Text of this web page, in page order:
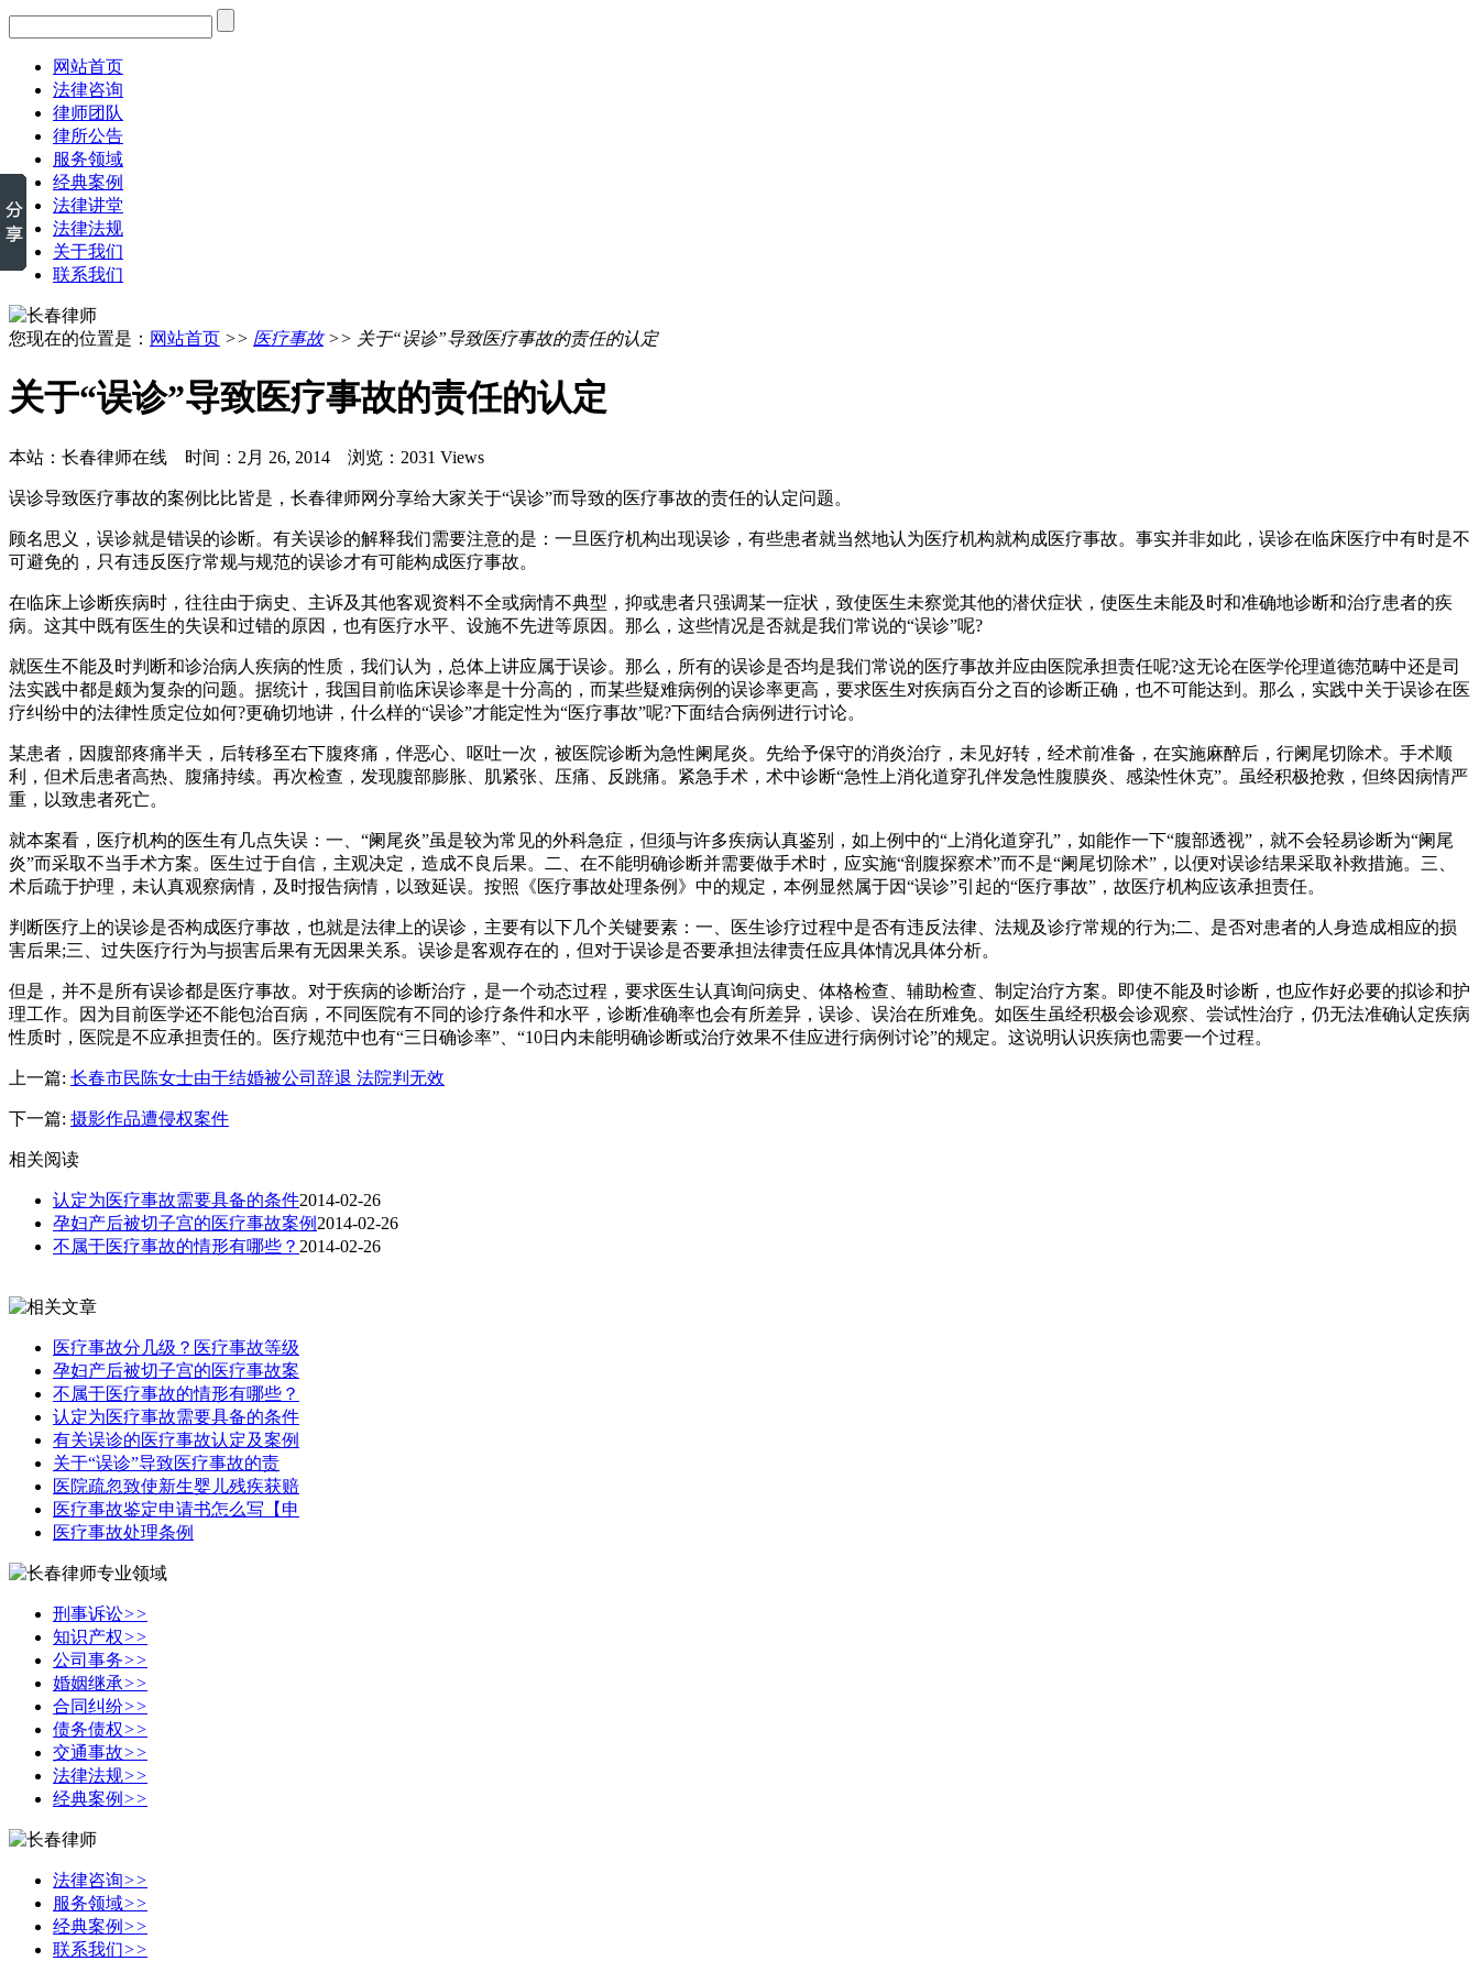
网站首页
法律咨询
律师团队
律所公告
服务领域
经典案例
法律讲堂
法律法规
关于我们
联系我们
您现在的位置是： 网站首页 >> 医疗事故>> 关于“误诊”导致医疗事故的责任的认定
关于“误诊”导致医疗事故的责任的认定
本站：长春律师在线 时间：2月 26, 2014 浏览：2031 Views
误诊导致医疗事故的案例比比皆是，长春律师网分享给大家关于“误诊”而导致的医疗事故的责任的认定问题。
顾名思义，误诊就是错误的诊断。有关误诊的解释我们需要注意的是：一旦医疗机构出现误诊，有些患者就当然地认为医疗机构就构成医疗事故。事实并非如此，误诊在临床医疗中有时是不
可避免的，只有违反医疗常规与规范的误诊才有可能构成医疗事故。
在临床上诊断疾病时，往往由于病史、主诉及其他客观资料不全或病情不典型，抑或患者只强调某一症状，致使医生未察觉其他的潜伏症状，使医生未能及时和准确地诊断和治疗患者的疾
病。这其中既有医生的失误和过错的原因，也有医疗水平、设施不先进等原因。那么，这些情况是否就是我们常说的“误诊”呢?
就医生不能及时判断和诊治病人疾病的性质，我们认为，总体上讲应属于误诊。那么，所有的误诊是否均是我们常说的医疗事故并应由医院承担责任呢?这无论在医学伦理道德范畴中还是司
法实践中都是颇为复杂的问题。据统计，我国目前临床误诊率是十分高的，而某些疑难病例的误诊率更高，要求医生对疾病百分之百的诊断正确，也不可能达到。那么，实践中关于误诊在医
疗纠纷中的法律性质定位如何?更确切地讲，什么样的“误诊”才能定性为“医疗事故”呢?下面结合病例进行讨论。
某患者，因腹部疼痛半天，后转移至右下腹疼痛，伴恶心、呕吐一次，被医院诊断为急性阑尾炎。先给予保守的消炎治疗，未见好转，经术前准备，在实施麻醉后，行阑尾切除术。手术顺
利，但术后患者高热、腹痛持续。再次检查，发现腹部膨胀、肌紧张、压痛、反跳痛。紧急手术，术中诊断“急性上消化道穿孔伴发急性腹膜炎、感染性休克”。虽经积极抢救，但终因病情严
重，以致患者死亡。
就本案看，医疗机构的医生有几点失误：一、“阑尾炎”虽是较为常见的外科急症，但须与许多疾病认真鉴别，如上例中的“上消化道穿孔”，如能作一下“腹部透视”，就不会轻易诊断为“阑尾
炎”而采取不当手术方案。医生过于自信，主观决定，造成不良后果。二、在不能明确诊断并需要做手术时，应实施“剖腹探察术”而不是“阑尾切除术”，以便对误诊结果采取补救措施。三、
术后疏于护理，未认真观察病情，及时报告病情，以致延误。按照《医疗事故处理条例》中的规定，本例显然属于因“误诊”引起的“医疗事故”，故医疗机构应该承担责任。
判断医疗上的误诊是否构成医疗事故，也就是法律上的误诊，主要有以下几个关键要素：一、医生诊疗过程中是否有违反法律、法规及诊疗常规的行为;二、是否对患者的人身造成相应的损
害后果;三、过失医疗行为与损害后果有无因果关系。误诊是客观存在的，但对于误诊是否要承担法律责任应具体情况具体分析。
但是，并不是所有误诊都是医疗事故。对于疾病的诊断治疗，是一个动态过程，要求医生认真询问病史、体格检查、辅助检查、制定治疗方案。即使不能及时诊断，也应作好必要的拟诊和护
理工作。因为目前医学还不能包治百病，不同医院有不同的诊疗条件和水平，诊断准确率也会有所差异，误诊、误治在所难免。如医生虽经积极会诊观察、尝试性治疗，仍无法准确认定疾病
性质时，医院是不应承担责任的。医疗规范中也有“三日确诊率”、“10日内未能明确诊断或治疗效果不佳应进行病例讨论”的规定。这说明认识疾病也需要一个过程。
上一篇: 长春市民陈女士由于结婚被公司辞退 法院判无效
下一篇: 摄影作品遭侵权案件
相关阅读
认定为医疗事故需要具备的条件2014-02-26
孕妇产后被切子宫的医疗事故案例 2014-02-26
不属于医疗事故的情形有哪些？ 2014-02-26
医疗事故分几级？医疗事故等级
孕妇产后被切子宫的医疗事故案
不属于医疗事故的情形有哪些？
认定为医疗事故需要具备的条件
有关误诊的医疗事故认定及案例
关于“误诊”导致医疗事故的责
医院疏忽致使新生婴儿残疾获赔
医疗事故鉴定申请书怎么写【申
医疗事故处理条例
刑事诉讼>>
知识产权>>
公司事务>>
婚姻继承>>
合同纠纷>>
债务债权>>
交通事故>>
法律法规>>
经典案例 >>
法律咨询>>
服务领域>>
经典案例 >>
联系我们>>